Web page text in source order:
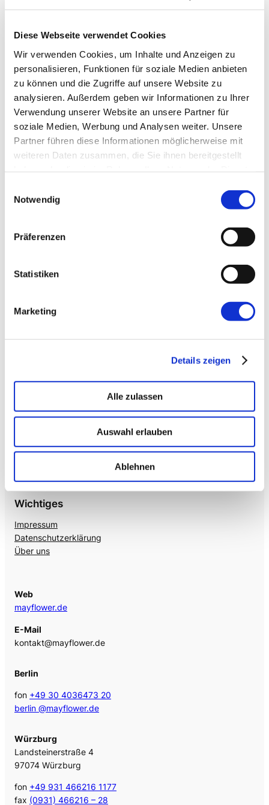
Diese Webseite verwendet Cookies
Wir verwenden Cookies, um Inhalte und Anzeigen zu
personalisieren, Funktionen für soziale Medien anbieten
zu können und die Zugriffe auf unsere Website zu
analysieren. Außerdem geben wir Informationen zu Ihrer
Verwendung unserer Website an unsere Partner für
soziale Medien, Werbung und Analysen weiter. Unsere
Partner führen diese Informationen möglicherweise mit
weiteren Daten zusammen, die Sie ihnen bereitgestellt
Notwendig
Präferenzen
Statistiken
Marketing
Details zeigen
Alle zulassen
Auswahl erlauben
Ablehnen
mAIstack→ FOUNDATION
KI-Fundament für Unternehmen. On-prem.
Einsatzbereit in Wochen, nicht Quartalen
Citizen Developer bauen Apps, IT hält die Kontrolle.
Enterprise VoiceAI
Mayflower
Product Owner Camp
Wichtiges
Impressum
Datenschutzerklärung
Über uns
Web
mayflower.de
E-Mail
kontakt@mayflower.de
Berlin
fon +49 30 4036473 20
berlin @mayflower.de
Würzburg
Landsteinerstraße 4
97074 Würzburg
fon +49 931 466216 1177
fax (0931) 466216 – 28